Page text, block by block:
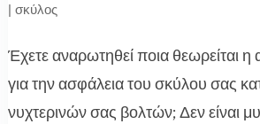
| σκύλος
Έχετε αναρωτηθεί ποια θεωρείται η
για την ασφάλεια του σκύλου σας
νυχτερινών σας βολτών; Δεν είναι